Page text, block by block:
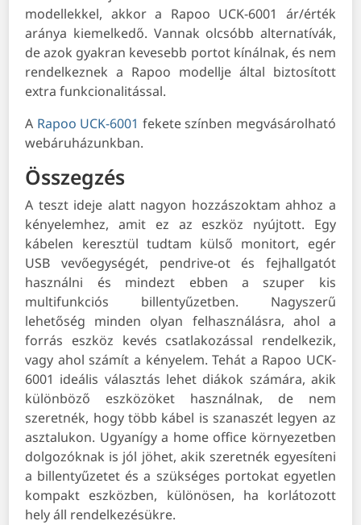
modellekkel, akkor a Rapoo UCK-6001 ár/érték
aránya kiemelkedő. Vannak olcsóbb alternatívák,
de azok gyakran kevesebb portot kínálnak, és nem
rendelkeznek a Rapoo modellje által biztosított
extra funkcionalitással.
A Rapoo UCK-6001 fekete színben megvásárolható
webáruházunkban.
Összegzés
A teszt ideje alatt nagyon hozzászoktam ahhoz a
kényelemhez, amit ez az eszköz nyújtott. Egy
kábelen keresztül tudtam külső monitort, egér
USB vevőegységét, pendrive-ot és fejhallgatót
használni és mindezt ebben a szuper kis
multifunkciós billentyűzetben. Nagyszerű
lehetőség minden olyan felhasználásra, ahol a
forrás eszköz kevés csatlakozással rendelkezik,
vagy ahol számít a kényelem. Tehát a Rapoo UCK-
6001 ideális választás lehet diákok számára, akik
különböző eszközöket használnak, de nem
szeretnék, hogy több kábel is szanaszét legyen az
asztalukon. Ugyanígy a home office környezetben
dolgozóknak is jól jöhet, akik szeretnék egyesíteni
a billentyűzetet és a szükséges portokat egyetlen
kompakt eszközben, különösen, ha korlátozott
hely áll rendelkezésükre.